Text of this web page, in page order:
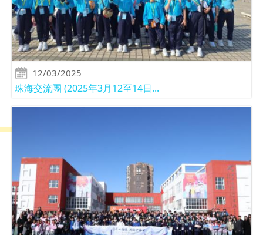
12/03/2025
珠海交流團 (2025年3月12至14日...